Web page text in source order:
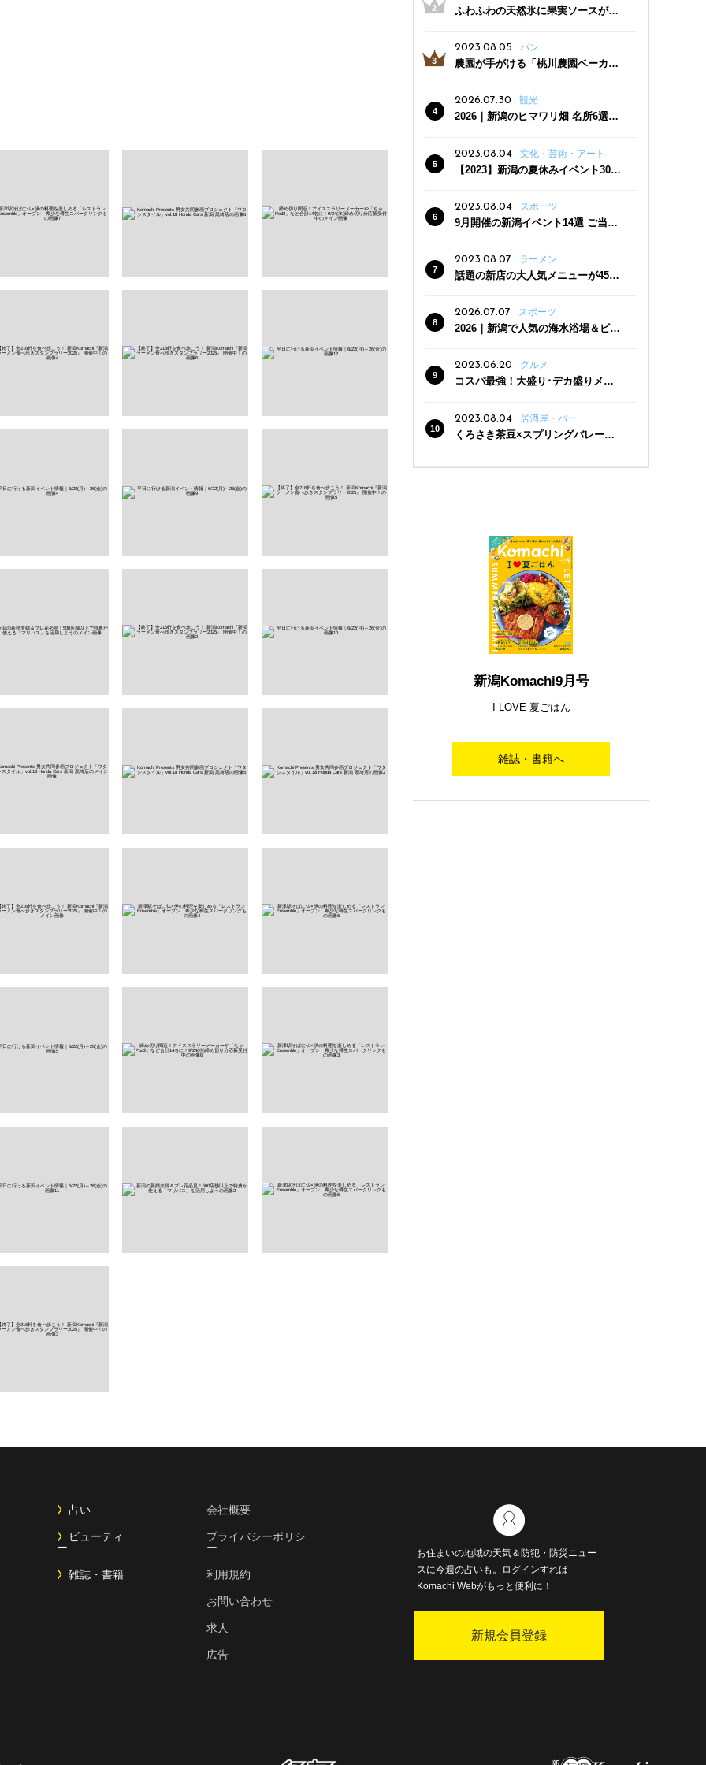
ふわふわの天然氷に果実ソースがた
三条駅近くにオープン
2023.08.05 パン
農園が手がける「桃川農園ベーカリ
った焼きたてパンのほか、ジェラー
トやスムージーも
2026.07.30 観光
2026｜新潟のヒマワリ畑 名所6選
2023.08.04
文化・芸術・アート
【2023】新潟の夏休みイベント30
2023.08.04
スポーツ
9月開催の新潟イベント14選 ご当地
2023.08.07 ラーメン
話題の新店の大人気メニューが450
クーポン登場
2026.07.07 スポーツ
2026｜新潟で人気の海水浴場＆ビー
2023.06.20
グルメ
コスパ最強！大盛り･デカ盛りメニ
2023.08.04
居酒屋・バー
くろさき茶豆×スプリングバレー豊
新潟Komachi9月号
I LOVE 夏ごはん
雑誌・書籍へ
占い
ビューティ
ー
雑誌・書籍
会社概要
プライバシーポリシ
ー
利用規約
お問い合わせ
求人
広告
お住まいの地域の天気＆防犯・防災ニュー
スに今週の占いも。ログインすれば
Komachi Webがもっと便利に！
新規会員登録